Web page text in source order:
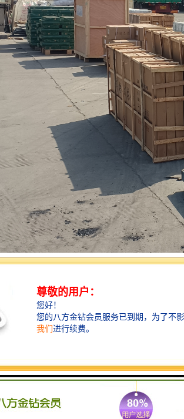
家重载铁路和地方铁路两大种类，其中铁路在
专线目的地，物流专线所属公司总部一般在目